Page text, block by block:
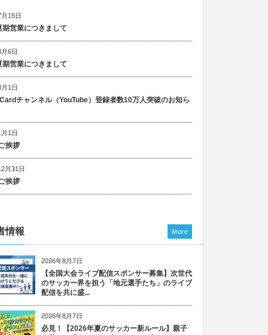
15日
期営業につきまして
6日
期営業につきまして
1日
チャンネル（YouTube）登録者数10万人突破のお知ら
1日
挨拶
月31日
挨拶
情報
2026年8月7日
【全国大会ライブ配信スポンサー募集】次世代
のサッカー界を担う「地元選手たち」のライブ
配信を共に盛...
2026年8月7日
必見！【2026年夏のサッカー新ルール】親子
More